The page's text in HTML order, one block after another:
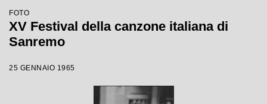
FOTO
XV Festival della canzone italiana di
Sanremo
25 GENNAIO 1965